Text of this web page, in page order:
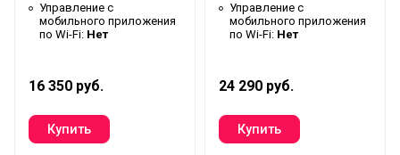
Форма корпуса
Круглая
Мин. температура воды
Высота упаковки товара
77
Время нагрева воды от
10°С до 75°С
254
Управление c
мобильного приложения
по Wi-Fi: Нет
16 350 руб.
Управление c
мобильного приложения
по Wi-Fi: Нет
24 290 руб.